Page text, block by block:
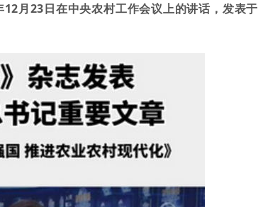
12月23日在中央农村工作会议上的讲话，发表于